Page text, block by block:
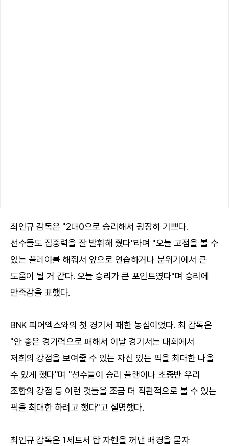
최인규 감독은 "2대0으로 승리해서 굉장히 기쁘다.
선수들도 집중력을 잘 발휘해 줬다"라며 "오늘 고점을 볼 수
있는 플레이를 해줘서 앞으로 연습하거나 분위기에서 큰
도움이 될 거 같다. 오늘 승리가 큰 포인트였다"며 승리에
만족감을 표했다.
BNK 피어엑스와의 첫 경기서 패한 농심이었다. 최 감독은
"안 좋은 경기력으로 패해서 이날 경기서는 대회에서
저희의 강점을 보여줄 수 있는 자신 있는 픽을 최대한 나올
수 있게 했다"며 "선수들이 승리 플랜이나 초중반 우리
조합의 강점 등 이런 것들을 조금 더 직관적으로 볼 수 있는
픽을 최대한 하려고 했다"고 설명했다.
최인규 감독은 1세트서 탑 자헨을 꺼낸 배경을 묻자